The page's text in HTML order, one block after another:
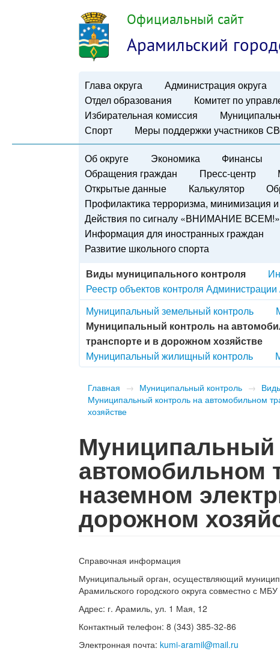
Официальный сайт
Арамильский
Глава округа Администрация округа
Отдел образования
Комитет по
Избирательная комиссия
Спорт
Меры поддержки участников
Об округе Экономика Финансы
Обращения граждан
Пресс-центр
Открытые данные
Калькулятор
Профилактика терроризма, минимизация
Действия по сигналу «ВНИМАНИЕ ВСЕМ!»
Информация для иностранных граждан
Развитие школьного спорта
Виды муниципального контроля
Реестр объектов контроля
Муниципальный земельный контроль
Муниципальный контроль на
транспорте и в дорожном хозяйстве
Муниципальный жилищный контроль
Главная → Муниципальный контроль →
Муниципальный контроль на автомобильном
хозяйстве
Муниципальный
автомобильном
наземном
дорожном
Справочная информация
Муниципальный орган, осуществляющий
Арамильского городского округа совместно с
Адрес: г. Арамиль, ул. 1 Мая, 12
Контактный телефон: 8 (343)385-32-86
Электронная почта:kumi-aramil@mail.ru